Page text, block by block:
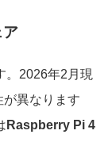
ア
。2026年2月現
異なります
Raspberry Pi 4